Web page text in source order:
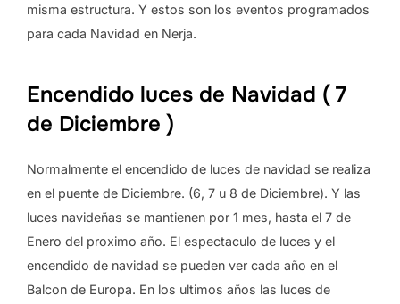
misma estructura. Y estos son los eventos programados
para cada Navidad en Nerja.
Encendido luces de Navidad ( 7
de Diciembre )
Normalmente el encendido de luces de navidad se realiza
en el puente de Diciembre. (6, 7 u 8 de Diciembre). Y las
luces navideñas se mantienen por 1 mes, hasta el 7 de
Enero del proximo año. El espectaculo de luces y el
encendido de navidad se pueden ver cada año en el
Balcon de Europa. En los ultimos años las luces de